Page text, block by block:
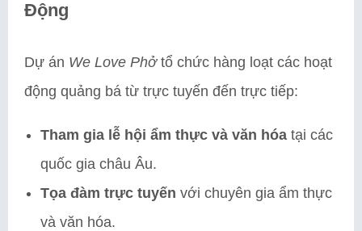
Động
Dự án We Love Phởtổ chức hàng loạt các hoạt
động quảng bá từ trực tuyến đến trực tiếp:
Tham gia lễ hội ẩm thực và văn hóa tại các
quốc gia châu Âu.
Tọa đàm trực tuyến với chuyên gia ẩm thực
và văn hóa.